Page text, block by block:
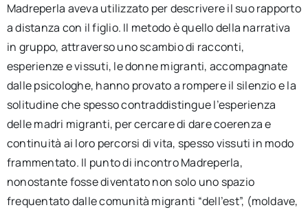
Madreperla aveva utilizzato per descrivere il suo rapporto
a distanza con il figlio. Il metodo è quello della narrativa
in gruppo, attraverso uno scambio di racconti,
esperienze e vissuti, le donne migranti, accompagnate
dalle psicologhe, hanno provato a rompere il silenzio e la
solitudine che spesso contraddistingue l’esperienza
delle madri migranti, per cercare di dare coerenza e
continuità ai loro percorsi di vita, spesso vissuti in modo
frammentato. Il punto di incontro Madreperla,
nonostante fosse diventato non solo uno spazio
frequentato dalle comunità migranti “dell’est”, (moldave,